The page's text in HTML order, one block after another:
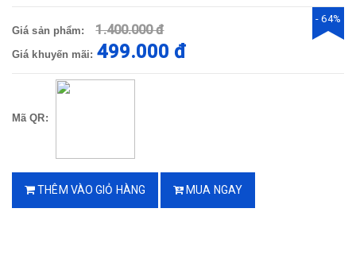
Giá sản phẩm: 1.400.000 đ
Giá khuyến mãi: 499.000 đ
- 64%
Mã QR:
THÊM VÀO GIỎ HÀNG MUA NGAY